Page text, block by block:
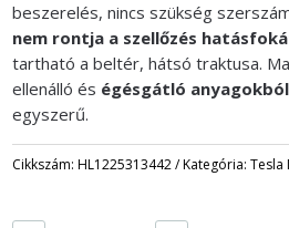
beszerelés, nincs szükség
nem rontja a szellőzés
tartható a beltér, hátsó traktusa.
ellenálló és égésgátló anyagokból
egyszerű.
Cikkszám:HL1225313442 Kategória:Tesla